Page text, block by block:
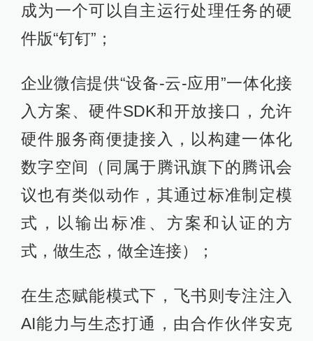
成为一个可以自主运行处理任务的硬
件版“钉钉”；
企业微信提供“设备-云-应用”一体化接
入方案、硬件SDK和开放接口，允许
硬件服务商便捷接入，以构建一体化
数字空间（同属于腾讯旗下的腾讯会
议也有类似动作，其通过标准制定模
式，以输出标准、方案和认证的方
式，做生态，做全连接）；
在生态赋能模式下，飞书则专注注入
AI能力与生态打通，由合作伙伴安克